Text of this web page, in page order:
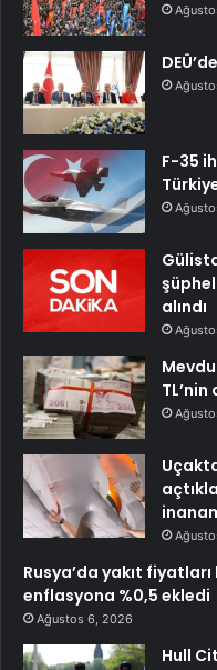
F-35
alındı
Rusya’da yakıt
enflasyona %0,5 ekledi
Ağustos 6, 2026
Hull